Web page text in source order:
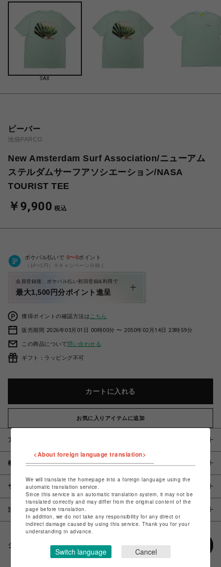
SAX
ビーバー
池袋PARCO
New Amsterdam Surf Association/ニューアム
ステルダムサーフアソシエーション/NASA
TOURIST TEE
￥9,900 税込
ポケパル払いで 0〜0ポイント
（1P=1円）※キャンペーン分除く
会員登録後、ポケパル払い初回登録&利用で
最大1,500円分ポイント進呈
獲得ポイントの確認方法は こちら
販売期間 2026年03月01日 00時00分 〜 2050年02月14日 23時59分
この商品について問い合わせる
ギフト：ラッピング不可
カートに入れる
お気に入りアイテムに追加
アイテム説明 / 素材
概要
サイズ
注意事項
シェアする
<About foreign language translation>
We will translate the homepage into a foreign language using the
automatic translation service.
Since this service is an automatic translation system, it may not be
translated correctly and may differ from the original content of the
page before translation.
In addition, we do not take any responsibility for any direct or
indirect damage caused by using this service. Thank you for your
understanding in advance.
Switch language Cancel